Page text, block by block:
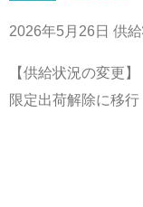
2026年5月26日 供
【供給状況の変更】
限定出荷解除に移行